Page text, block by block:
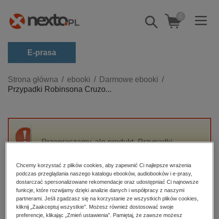
Pokaż/schowaj
wyszukiwarkę
0
E-prasa
Kategorie
Zobacz wszystkie E-prasa
budownictwo, aranżacja wnętrz
darmowe wydania
edukacja
hobby, sport, rozrywka
komputery, internet, technologie, informatyka
Strona główna ebooki
Darmowe ebooki
Przypadki Robinsona Cruzo...
Przepraszamy, ale produkt „Przypadki
High-contrast mode
Polecane
Chcemy korzystać z plików cookies, aby zapewnić Ci najlepsze wrażenia
podczas przeglądania naszego katalogu ebooków, audiobooków i e-prasy,
dostarczać spersonalizowane rekomendacje oraz udostępniać Ci najnowsze
funkcje, które rozwijamy dzięki analizie danych i współpracy z naszymi
partnerami. Jeśli zgadzasz się na korzystanie ze wszystkich plików cookies,
kliknij „Zaakceptuj wszystkie”. Możesz również dostosować swoje
preferencje, klikając „Zmień ustawienia”. Pamiętaj, że zawsze możesz